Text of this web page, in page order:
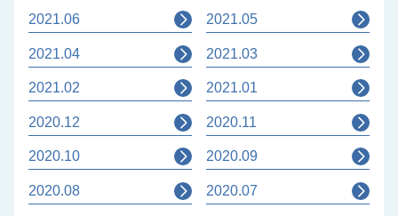
2021.06 2021.05
2021.04 2021.03
2021.02 2021.01
2020.12 2020.11
2020.10 2020.09
2020.08 2020.07